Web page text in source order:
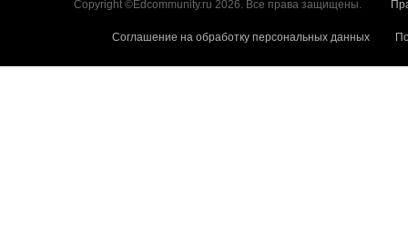
Copyright ©Edcommunity.ru 2026. Все права защищены.
Соглашение на обработку персональных данных